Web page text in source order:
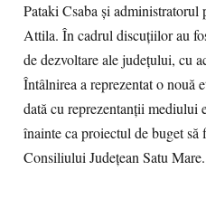
Pataki Csaba și
Attila. În cadrul discuțiilor au
de dezvoltare ale județului, cu
Întâlnirea a reprezentat o nouă
dată cu reprezentanții mediului
înainte ca proiectul de buget
Consiliului Județean Satu Mare.